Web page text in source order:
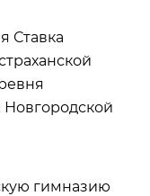
Ставка
Новгородской
гимназию